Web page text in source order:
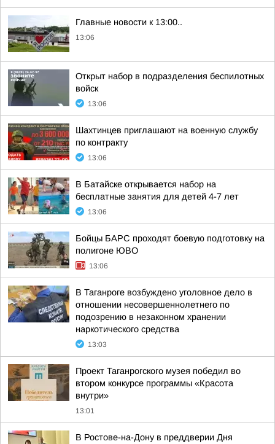
Главные новости к 13:00..
13:06
Открыт набор в подразделения беспилотных
войск
13:06
Шахтинцев приглашают на военную службу
по контракту
13:06
В Батайске открывается набор на
бесплатные занятия для детей 4-7 лет
13:06
Бойцы БАРС проходят боевую подготовку на
полигоне ЮВО
13:06
В Таганроге возбуждено уголовное дело в
отношении несовершеннолетнего по
подозрению в незаконном хранении
наркотического средства
13:03
Проект Таганрогского музея победил во
втором конкурсе программы «Красота
внутри»
13:01
В Ростове-на-Дону в преддверии Дня